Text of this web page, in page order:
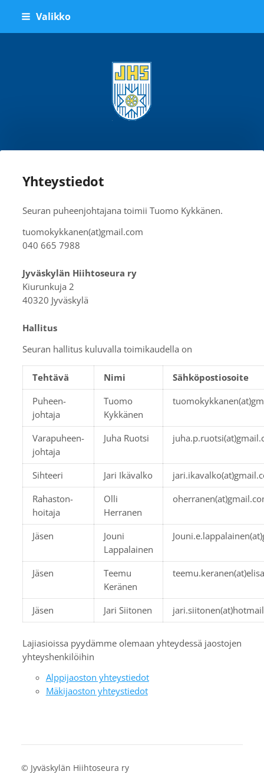
Siirry
Valikko
Jyväskylän Hiihtoseura ry
Yhteystiedot
Seuran puheenjohtajana toimii Tuomo Kykkänen.
tuomokykkanen(at)gmail.com
040 665 7988
Jyväskylän Hiihtoseura ry
Kiurunkuja 2
40320 Jyväskylä
Hallitus
Seuran hallitus kuluvalla toimikaudella on
Tehtävä Nimi
Sähköpostiosoite
Puheen-
johtaja
Tuomo
Kykkänen
Varapuheen-
johtaja
Juha Ruotsi
Sihteeri Jari Ikävalko
Rahaston-
hoitaja
Olli
Herranen
Jäsen
Jouni
Lappalainen
Jäsen
Teemu
Keränen
Jäsen Jari Siitonen
Lajiasioissa pyydämme olemaan yhteydessä jaostojen
yhteyshenkilöihin
Alppijaoston yhteystiedot
Mäkijaoston yhteystiedot
© Jyväskylän Hiihtoseura ry